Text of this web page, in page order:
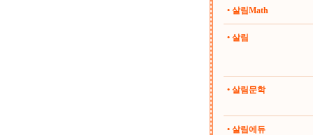
• 살림Math
• 살림
• 살림문학
• 살림에듀